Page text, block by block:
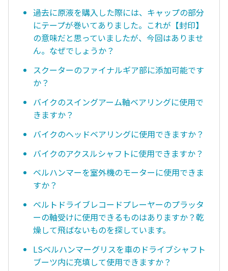
過去に原液を購入した際には、キャップの部分
にテープが巻いてありました。これが【封印】
の意味だと思っていましたが、今回はありませ
ん。なぜでしょうか？
スクーターのファイナルギア部に添加可能です
か？
バイクのスイングアーム軸ベアリングに使用で
きますか？
バイクのヘッドベアリングに使用できますか？
バイクのアクスルシャフトに使用できますか？
ベルハンマーを室外機のモーターに使用できま
すか？
ベルトドライブレコードプレーヤーのプラッタ
ーの軸受けに使用できるものはありますか？乾
燥して飛ばないものを探しています。
LSベルハンマーグリスを車のドライブシャフト
ブーツ内に充填して使用できますか？